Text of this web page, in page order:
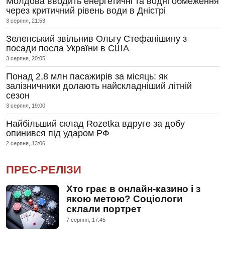
через критичний рівень води в Дністрі
3 серпня, 21:53
Зеленський звільнив Ольгу Стефанішину з
посади посла України в США
3 серпня, 20:05
Понад 2,8 млн пасажирів за місяць: як
залізничники долають найскладніший літній
сезон
3 серпня, 19:00
Найбільший склад Rozetka вдруге за добу
опинився під ударом РФ
2 серпня, 13:06
ПРЕС-РЕЛІЗИ
Хто грає в онлайн-казино і з
якою метою? Соціологи
склали портрет
7 серпня, 17:45